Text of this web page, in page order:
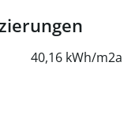
40,16 kWh/m2a